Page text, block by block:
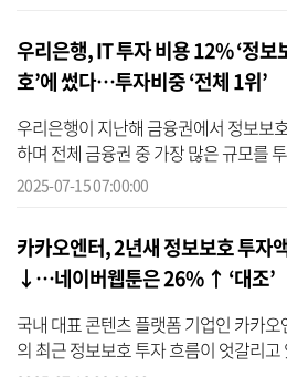
우리은행, IT 투자 비용 12% ‘정보
호’에 썼다…투자비중 ‘전체 1위’
우리은행이 지난해 금융권에서 정보보
하며 전체 금융권 중 가장 많은 규모를
보호 투자액 상위 20개 기업 가운데 금
2025-07-15 07:00:00
카카오엔터, 2년새 정보보호 투자
↓…네이버웹툰은 26% ↑ ‘대조’
국내 대표 콘텐츠 플랫폼 기업인 카카
의 최근 정보보호 투자 흐름이 엇갈리